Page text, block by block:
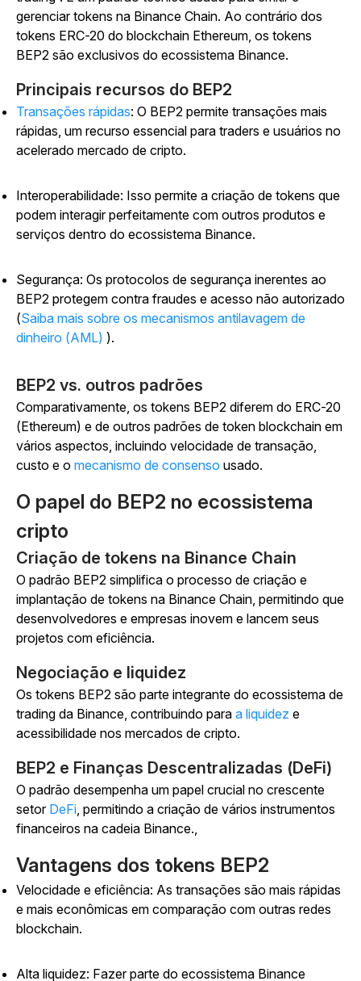
gerenciar tokens na Binance Chain. Ao contrário dos
tokens ERC-20 do blockchain Ethereum, os tokens
BEP2 são exclusivos do ecossistema Binance.
Principais recursos do BEP2
Transações rápidas: O BEP2 permite transações mais
rápidas, um recurso essencial para traders e usuários no
acelerado mercado de cripto.
Interoperabilidade: Isso permite a criação de tokens que
podem interagir perfeitamente com outros produtos e
serviços dentro do ecossistema Binance.
Segurança: Os protocolos de segurança inerentes ao
BEP2 protegem contra fraudes e acesso não autorizado
(Saiba mais sobre os mecanismos antilavagem de
dinheiro (AML) ).
BEP2 vs. outros padrões
Comparativamente, os tokens BEP2 diferem do ERC-20
(Ethereum) e de outros padrões de token blockchain em
vários aspectos, incluindo velocidade de transação,
custo e o mecanismo de consenso usado.
O papel do BEP2 no ecossistema
cripto
Criação de tokens na Binance Chain
O padrão BEP2 simplifica o processo de criação e
implantação de tokens na Binance Chain, permitindo que
desenvolvedores e empresas inovem e lancem seus
projetos com eficiência.
Negociação e liquidez
Os tokens BEP2 são parte integrante do ecossistema de
trading da Binance, contribuindo para a liquidez e
acessibilidade nos mercados de cripto.
BEP2 e Finanças Descentralizadas (DeFi)
O padrão desempenha um papel crucial no crescente
setor DeFi, permitindo a criação de vários instrumentos
financeiros na cadeia Binance.,
Vantagens dos tokens BEP2
Velocidade e eficiência: As transações são mais rápidas
e mais econômicas em comparação com outras redes
blockchain.
Alta liquidez: Fazer parte do ecossistema Binance